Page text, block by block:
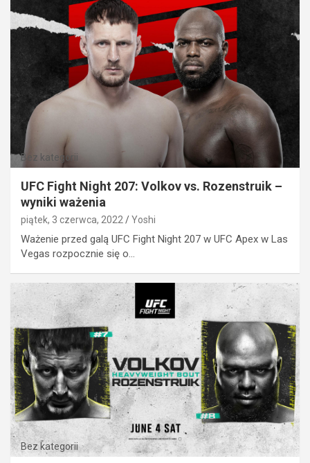
Bez kategorii
UFC Fight Night 207: Volkov vs. Rozenstruik –
wyniki ważenia
piątek, 3 czerwca, 2022 Yoshi
Ważenie przed galą UFC Fight Night 207 w UFC Apex w Las
Vegas rozpocznie się o…
Bez kategorii